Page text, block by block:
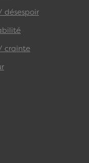
désespoir
crainte